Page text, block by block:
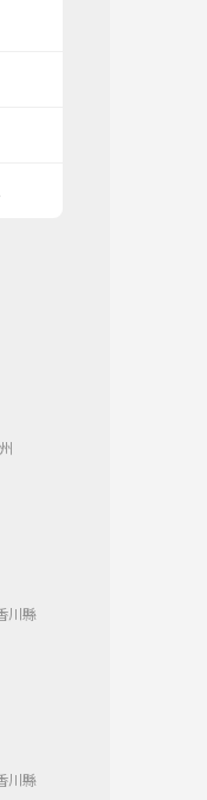
川縣
川縣